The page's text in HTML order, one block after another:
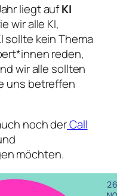
liegt aufKI
wir alle KI,
sollte kein Thema
reden,
wir alle sollten
uns betreffen
noch derCall
möchten.